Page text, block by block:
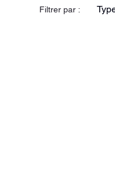
Filtrer par :